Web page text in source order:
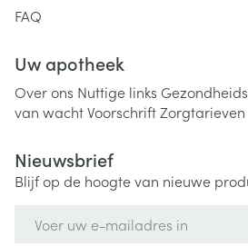
FAQ
Uw apotheek
Over ons Nuttige links
van wachtVoorschriftZorgtarieven
Nieuwsbrief
Blijf op de hoogte van nieuwe